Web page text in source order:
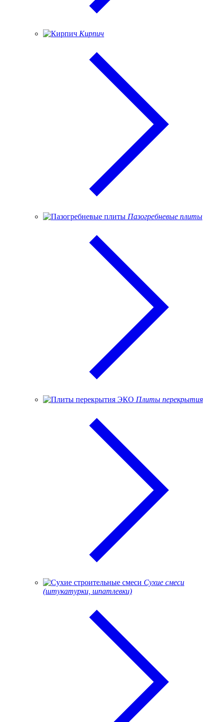
Кирпич
Пазогребневые плиты
Плиты перекрытия
Сухие смеси
(штукатурки, шпатлевки)